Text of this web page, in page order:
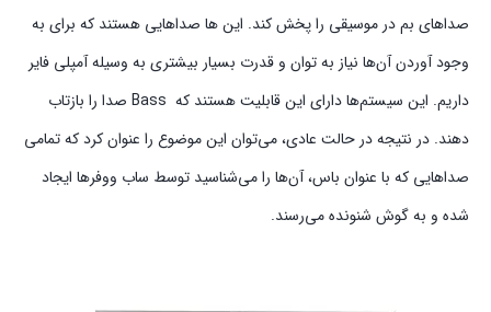
صداهای بم در موسیقی را پخش کند. این ها صداهایی هستند که برای به
وجود آوردن آن‌ها نیاز به توان و قدرت بسیار بیشتری به وسیله آمپلی فایر
داریم. این سیستم‌ها دارای این قابلیت هستند که Bass صدا را بازتاب
دهند. در نتیجه در حالت عادی، می‌توان این موضوع را عنوان کرد که تمامی
صداهایی که با عنوان باس، آن‌ها را می‌شناسید توسط ساب ووفرها ایجاد
شده و به گوش شنونده می‌رسند.